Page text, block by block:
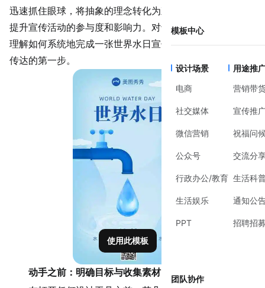
模板中心
设计场景
电商
社交媒体
微信营销
公众号
行政办公/教育
生活娱乐
PPT
用途推
营销带
宣传推
祝福问
交流分
生活科
通知公
招聘招
团队协作
迅速抓住眼球，将抽象的理念转化为直观的视觉语言，从而
提升宣传活动的参与度和影响力。对于非专业设计者而言，
理解如何系统地完成一张世界水日宣传图，是确保信息有效
传达的第一步。
使用此模板
动手之前：明确目标与收集素材